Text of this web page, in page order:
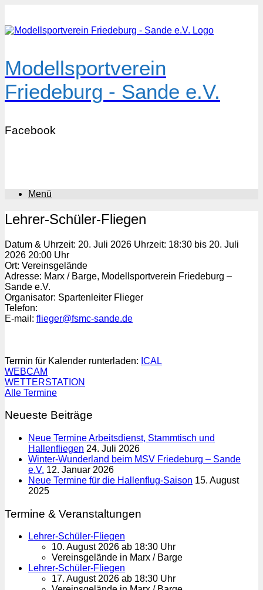
springen
Modellsportverein
Friedeburg - Sande e.V.
Facebook
Menü
Lehrer-Schüler-Fliegen
Datum & Uhrzeit: 20. Juli 2026 Uhrzeit: 18:30 bis 20. Juli
2026 20:00 Uhr
Ort: Vereinsgelände
Adresse: Marx / Barge, Modellsportverein Friedeburg –
Sande e.V.
Organisator: Spartenleiter Flieger
Telefon:
E-mail: flieger@fsmc-sande.de
Termin für Kalender runterladen: ICAL
WEBCAM
WETTERSTATION
Alle Termine
Neueste Beiträge
Neue Termine Arbeitsdienst, Stammtisch und
Hallenfliegen 24. Juli 2026
Winter-Wunderland beim MSV Friedeburg – Sande
e.V. 12. Januar 2026
Neue Termine für die Hallenflug-Saison 15. August
2025
Termine & Veranstaltungen
Lehrer-Schüler-Fliegen
10. August 2026 ab 18:30 Uhr
Vereinsgelände in Marx / Barge
Lehrer-Schüler-Fliegen
17. August 2026 ab 18:30 Uhr